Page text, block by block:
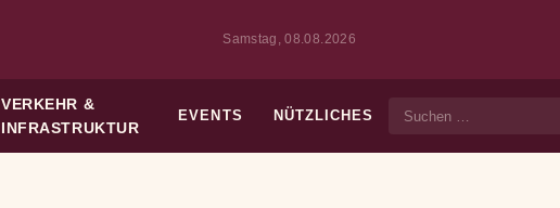
Samstag, 08.08.2026
VERKEHR &
INFRASTRUKTUR
EVENTS NÜTZLICHES